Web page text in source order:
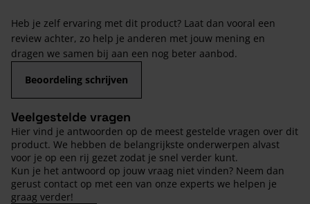
Heb je zelf ervaring met dit product? Laat dan vooral een
review achter, zo help je anderen met jouw mening en
dragen we samen bij aan een nog beter aanbod.
Beoordeling schrijven
Veelgestelde vragen
Hier vind je antwoorden op de meest gestelde vragen over dit
product. We hebben de belangrijkste onderwerpen alvast
voor je op een rij gezet zodat je snel verder kunt.
Kun je het antwoord op jouw vraag niet vinden? Neem dan
gerust contact op met een van onze experts we helpen je
graag verder!